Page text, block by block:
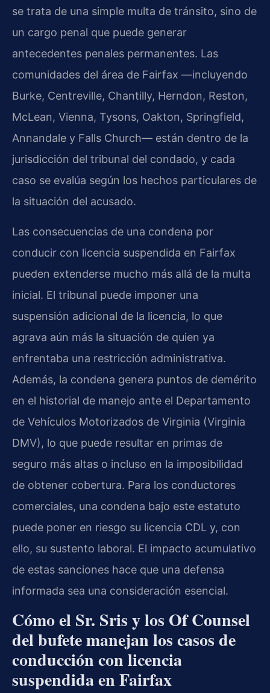
se trata de una simple multa de tránsito, sino de
un cargo penal que puede generar
antecedentes penales permanentes. Las
comunidades del área de Fairfax —incluyendo
Burke, Centreville, Chantilly, Herndon, Reston,
McLean, Vienna, Tysons, Oakton, Springfield,
Annandale y Falls Church— están dentro de la
jurisdicción del tribunal del condado, y cada
caso se evalúa según los hechos particulares de
la situación del acusado.
Las consecuencias de una condena por
conducir con licencia suspendida en Fairfax
pueden extenderse mucho más allá de la multa
inicial. El tribunal puede imponer una
suspensión adicional de la licencia, lo que
agrava aún más la situación de quien ya
enfrentaba una restricción administrativa.
Además, la condena genera puntos de demérito
en el historial de manejo ante el Departamento
de Vehículos Motorizados de Virginia (Virginia
DMV), lo que puede resultar en primas de
seguro más altas o incluso en la imposibilidad
de obtener cobertura. Para los conductores
comerciales, una condena bajo este estatuto
puede poner en riesgo su licencia CDL y, con
ello, su sustento laboral. El impacto acumulativo
de estas sanciones hace que una defensa
informada sea una consideración esencial.
Cómo el Sr. Sris y los Of Counsel
del bufete manejan los casos de
conducción con licencia
suspendida en Fairfax